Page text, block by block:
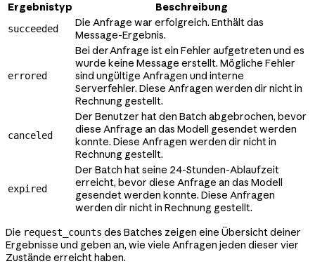
Ergebnistyp
Beschreibung
succeeded
Die Anfrage war erfolgreich. Enthält das
Message-Ergebnis.
errored
Bei der Anfrage ist ein Fehler aufgetreten und es
wurde keine Message erstellt. Mögliche Fehler
sind ungültige Anfragen und interne
Serverfehler. Diese Anfragen werden dir nicht in
Rechnung gestellt.
canceled
Der Benutzer hat den Batch abgebrochen, bevor
diese Anfrage an das Modell gesendet werden
konnte. Diese Anfragen werden dir nicht in
Rechnung gestellt.
expired
Der Batch hat seine 24-Stunden-Ablaufzeit
erreicht, bevor diese Anfrage an das Modell
gesendet werden konnte. Diese Anfragen
werden dir nicht in Rechnung gestellt.
Die request_counts des Batches zeigen eine Übersicht deiner
Ergebnisse und geben an, wie viele Anfragen jeden dieser vier
Zustände erreicht haben.